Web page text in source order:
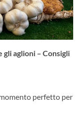
aglioni – Consigli
perfetto per